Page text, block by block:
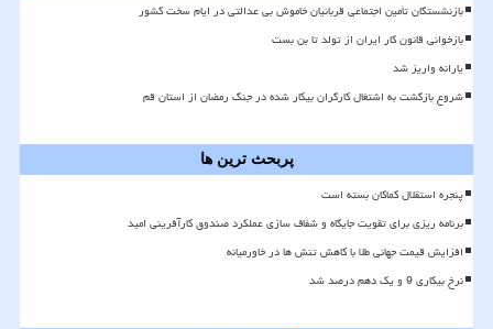
بازنشستگان تأمین اجتماعی قربانیان خاموش بی عدالتی در ایام سخت کشور
بازخوانی قانون کار ایران از تولد تا بن بست
یارانه واریز شد
شروع بازگشت به اشتغال کارگران بیکار شده در جنگ رمضان از استان قم
پربحث ترین ها
پنجره استقلال کماکان بسته است
برنامه ریزی برای تقویت جایگاه و شفاف سازی عملکرد صندوق کارآفرینی امید
افزایش قیمت جهانی طلا با کاهش تنش ها در خاورمیانه
نرخ بیکاری 9 و یک دهم درصد شد